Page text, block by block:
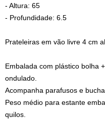
- Altura: 65
- Profundidade: 6.5
Prateleiras em vão livre 4 cm
Embalada com plástico bolha
ondulado.
Acompanha parafusos e
Peso médio para estante
quilos.